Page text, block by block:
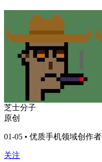
芝士分子
原创
01-05 • 优质手机领域创作者
关注